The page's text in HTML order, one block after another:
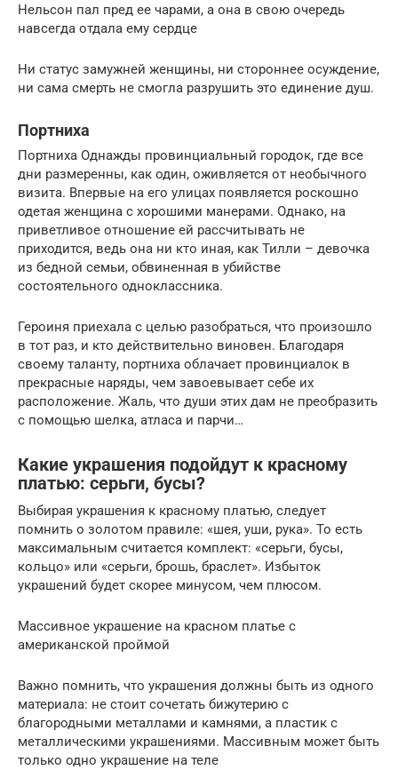
Нельсон пал пред ее чарами, а она в свою очередь
навсегда отдала ему сердце
Ни статус замужней женщины, ни стороннее осуждение,
ни сама смерть не смогла разрушить это единение душ.
Портниха
Портниха Однажды провинциальный городок, где все
дни размеренны, как один, оживляется от необычного
визита. Впервые на его улицах появляется роскошно
одетая женщина с хорошими манерами. Однако, на
приветливое отношение ей рассчитывать не
приходится, ведь она ни кто иная, как Тилли – девочка
из бедной семьи, обвиненная в убийстве
состоятельного одноклассника.
Героиня приехала с целью разобраться, что произошло
в тот раз, и кто действительно виновен. Благодаря
своему таланту, портниха облачает провинциалок в
прекрасные наряды, чем завоевывает себе их
расположение. Жаль, что души этих дам не преобразить
с помощью шелка, атласа и парчи…
Какие украшения подойдут к красному
платью: серьги, бусы?
Выбирая украшения к красному платью, следует
помнить о золотом правиле: «шея, уши, рука». То есть
максимальным считается комплект: «серьги, бусы,
кольцо» или «серьги, брошь, браслет». Избыток
украшений будет скорее минусом, чем плюсом.
Массивное украшение на красном платье с
американской проймой
Важно помнить, что украшения должны быть из одного
материала: не стоит сочетать бижутерию с
благородными металлами и камнями, а пластик с
металлическими украшениями. Массивным может быть
только одно украшение на теле